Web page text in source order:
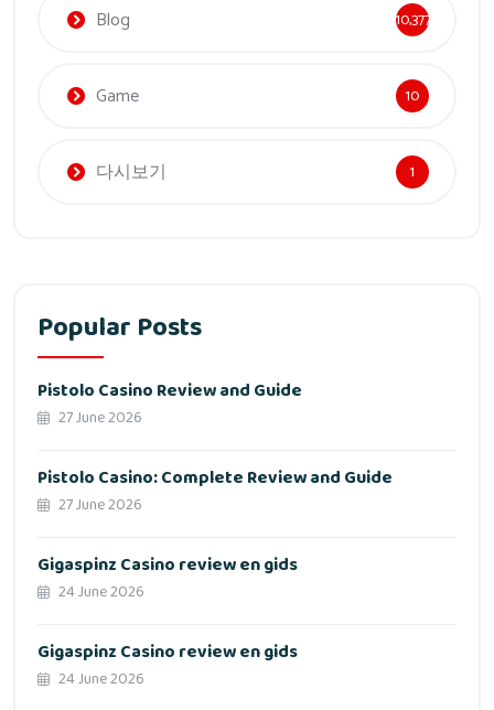
Blog 10,377
Game 10
다시보기 1
Popular Posts
Pistolo Casino Review and Guide
27 June 2026
Pistolo Casino: Complete Review and Guide
27 June 2026
Gigaspinz Casino review en gids
24 June 2026
Gigaspinz Casino review en gids
24 June 2026